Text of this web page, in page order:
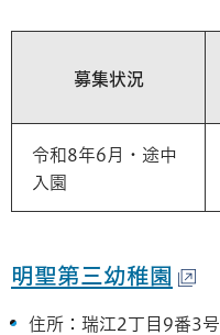
募集状況
令和8年6月・途中
入園
明聖第三幼稚園
住所：瑞江2丁目9番3号